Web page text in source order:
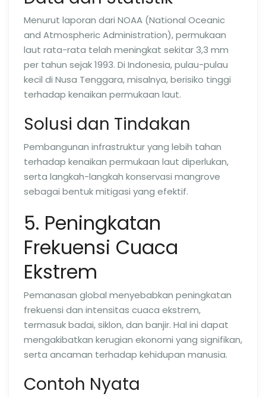
Menurut laporan dari NOAA (National Oceanic
and Atmospheric Administration), permukaan
laut rata-rata telah meningkat sekitar 3,3 mm
per tahun sejak 1993. Di Indonesia, pulau-pulau
kecil di Nusa Tenggara, misalnya, berisiko tinggi
terhadap kenaikan permukaan laut.
Solusi dan Tindakan
Pembangunan infrastruktur yang lebih tahan
terhadap kenaikan permukaan laut diperlukan,
serta langkah-langkah konservasi mangrove
sebagai bentuk mitigasi yang efektif.
5. Peningkatan
Frekuensi Cuaca
Ekstrem
Pemanasan global menyebabkan peningkatan
frekuensi dan intensitas cuaca ekstrem,
termasuk badai, siklon, dan banjir. Hal ini dapat
mengakibatkan kerugian ekonomi yang signifikan,
serta ancaman terhadap kehidupan manusia.
Contoh Nyata